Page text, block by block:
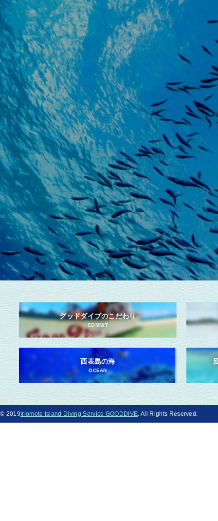
グッドダイブのこだわり
COMMIT
西表島の海
OCEAN
© 2019Iriomote Island Diving Service GOODDIVE . All Rights Reserved.